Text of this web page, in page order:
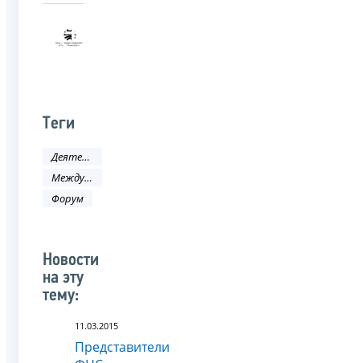
Теги
Деятельность ФНС
Международное сотрудничество
Форум
Новости
на эту
тему:
11.03.2015
Представители